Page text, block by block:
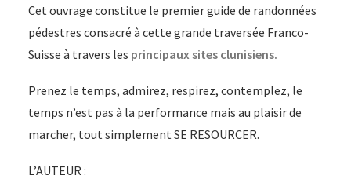
Cet ouvrage constitue le premier guide de randonnées
pédestres consacré à cette grande traversée Franco-
Suisse à travers les principaux sites clunisiens.
Prenez le temps, admirez, respirez, contemplez, le
temps n’est pas à la performance mais au plaisir de
marcher, tout simplement SE RESOURCER.
L’AUTEUR :